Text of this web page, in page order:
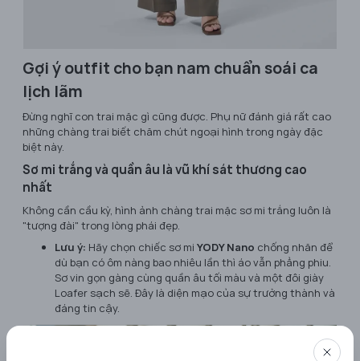
Gợi ý outfit cho bạn nam chuẩn soái ca
lịch lãm
Đừng nghĩ con trai mặc gì cũng được. Phụ nữ đánh giá rất cao
những chàng trai biết chăm chút ngoại hình trong ngày đặc
biệt này.
Sơ mi trắng và quần âu là vũ khí sát thương cao
nhất
Không cần cầu kỳ, hình ảnh chàng trai mặc sơ mi trắng luôn là
"tượng đài" trong lòng phái đẹp.
Lưu ý: Hãy chọn chiếc sơ mi YODY Nano chống nhăn để
dù bạn có ôm nàng bao nhiêu lần thì áo vẫn phẳng phiu.
Sơ vin gọn gàng cùng quần âu tối màu và một đôi giày
Loafer sạch sẽ. Đây là diện mạo của sự trưởng thành và
đáng tin cậy.